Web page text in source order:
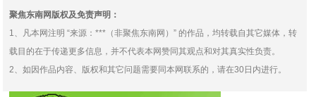
聚焦东南网版权及免责声明：
1、凡本网注明 “来源：***（非聚焦东南网）” 的作品，均转载自其它媒体，转
载目的在于传递更多信息，并不代表本网赞同其观点和对其真实性负责。
2、如因作品内容、版权和其它问题需要同本网联系的，请在30日内进行。